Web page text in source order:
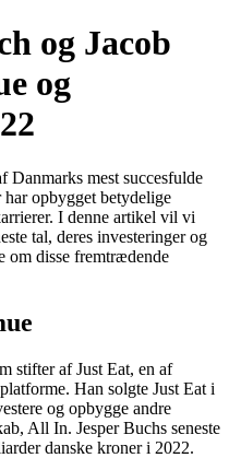
og Jacob
og
Danmarks mest succesfulde
opbygget betydelige
I denne artikel vil vi
tal, deres investeringer og
om disse fremtrædende
stifter af Just Eat, en af
Han solgte Just Eat i
og opbygge andre
All In. Jesper Buchs seneste
danske kroner i 2022.